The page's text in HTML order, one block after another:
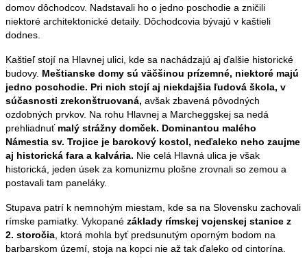
domov dôchodcov. Nadstavali ho o jedno poschodie a zničili
niektoré architektonické detaily. Dôchodcovia bývajú v kaštieli
dodnes.
Kaštieľ stojí na Hlavnej ulici, kde sa nachádzajú aj ďalšie historické
budovy. Meštianske domy sú väčšinou prízemné, niektoré majú
jedno poschodie. Pri nich stojí aj niekdajšia ľudová škola, v
súčasnosti zrekonštruovaná, avšak zbavená pôvodných
ozdobných prvkov. Na rohu Hlavnej a Marcheggskej sa nedá
prehliadnuť malý strážny domček. Dominantou malého
Námestia sv. Trojice je barokový kostol, neďaleko neho zaujme
aj historická fara a kalvária. Nie celá Hlavná ulica je však
historická, jeden úsek za komunizmu plošne zrovnali so zemou a
postavali tam paneláky.
Stupava patrí k nemnohým miestam, kde sa na Slovensku zachovali
rímske pamiatky. Vykopané základy rímskej vojenskej stanice z
2. storočia , ktorá mohla byť predsunutým oporným bodom na
barbarskom území, stoja na kopci nie až tak ďaleko od cintorína.